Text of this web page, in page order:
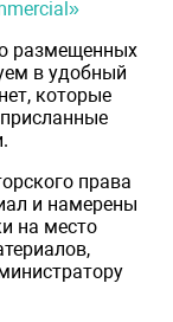
размещенных
в удобный
которые
права
и намерены
на место